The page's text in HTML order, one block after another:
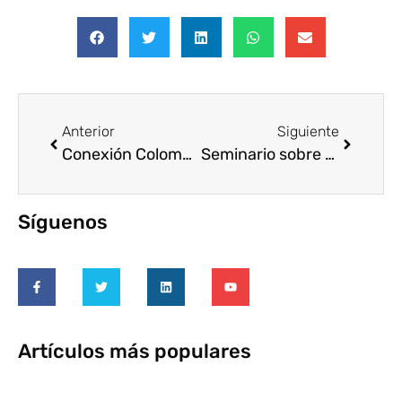
Anterior
Conexión Colombia busca Director(a) Ejecutivo(a)
Siguiente
Seminario sobre Voluntariado Corporativo del Observatorio de Voluntariado Corporativo
Síguenos
Artículos más populares